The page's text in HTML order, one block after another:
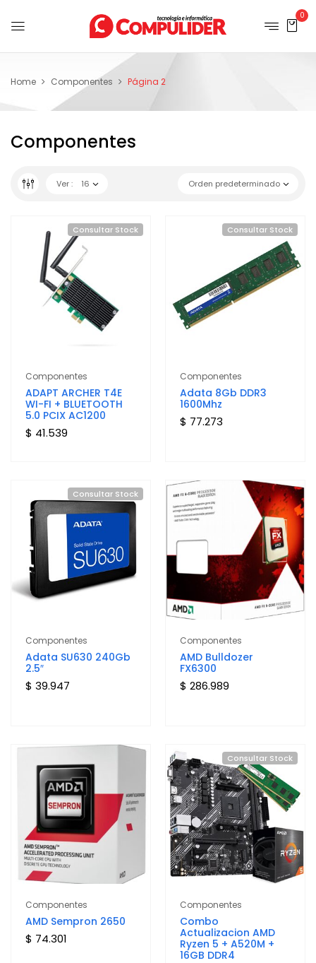
0
Home Componentes Página 2
Componentes
Orden predeterminado
Ver : 16
Consultar Stock
Componentes
ADAPT ARCHER T4E
WI-FI + BLUETOOTH
5.0 PCIX AC1200
$ 41.539
Consultar Stock
Componentes
Adata 8Gb DDR3
1600Mhz
$ 77.273
Consultar Stock
Componentes
Adata SU630 240Gb
2.5″
$ 39.947
Componentes
AMD Bulldozer
FX6300
$ 286.989
Componentes
AMD Sempron 2650
$ 74.301
Consultar Stock
Componentes
Combo
Actualizacion AMD
Ryzen 5 + A520M +
16GB DDR4